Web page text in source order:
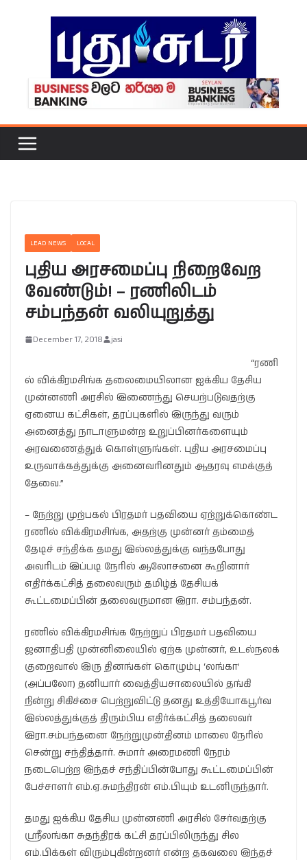
LEAD NEWS LOCAL
புதிய அரசமைப்பு நிறைவேற
வேண்டும்! – ரணிலிடம்
சம்பந்தன் வலியுறுத்து
December 17, 2018 jasi
“ரணி
ல் விக்கிரமசிங்க தலைமையிலான ஐக்கிய தேசிய
முன்னணி அரசில் இணைந்து செயற்படுவதற்கு
ஏனைய கட்சிகள், தரப்புகளில் இருந்து வரும்
அனைத்து நாடாளுமன்ற உறுப்பினர்களையும்
அரவணைத்துக் கொள்ளுங்கள். புதிய அரசமைப்பு
உருவாக்கத்துக்கு அனைவரினதும் ஆதரவு எமக்குத்
தேவை.”
– நேற்று முற்பகல் பிரதமர் பதவியை ஏற்றுக்கொண்ட
ரணில் விக்கிரமசிங்க, அதற்கு முன்னர் தம்மைத்
தேடிச் சந்திக்க தமது இல்லத்துக்கு வந்தபோது
அவரிடம் இப்படி நேரில் ஆலோசனை கூறினார்
எதிர்க்கட்சித் தலைவரும் தமிழ்த் தேசியக்
கூட்டமைப்பின் தலைவருமான இரா. சம்பந்தன்.
ரணில் விக்கிரமசிங்க நேற்றுப் பிரதமர் பதவியை
ஜனாதிபதி முன்னிலையில் ஏற்க முன்னர், உடல்நலக்
குறைவால் இரு தினங்கள் கொழும்பு ‘லங்கா’
(அப்பலோ) தனியார் வைத்தியசாலையில் தங்கி
நின்று சிகிச்சை பெற்றுவிட்டு தனது உத்தியோகபூர்வ
இல்லத்துக்குத் திரும்பிய எதிர்க்கட்சித் தலைவர்
இரா.சம்பந்தனை நேற்றுமுன்தினம் மாலை நேரில்
சென்று சந்தித்தார். சுமார் அரைமணி நேரம்
நடைபெற்ற இந்தச் சந்திப்பின்போது கூட்டமைப்பின்
பேச்சாளர் எம்.ஏ.சுமந்திரன் எம்.பியும் உடனிருந்தார்.
தமது ஐக்கிய தேசிய முன்னணி அரசில் சேர்வதற்கு
ஸ்ரீலங்கா சுதந்திரக் கட்சி தரப்பிலிருந்து சில
எம்.பிக்கள் விரும்புகின்றனர் என்ற தகவலை இந்தச்